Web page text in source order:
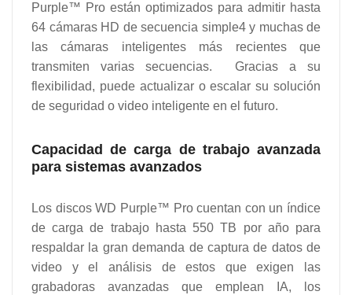
Purple™ Pro están optimizados para admitir hasta
64 cámaras HD de secuencia simple4 y muchas de
las cámaras inteligentes más recientes que
transmiten varias secuencias. Gracias a su
flexibilidad, puede actualizar o escalar su solución
de seguridad o video inteligente en el futuro.
Capacidad de carga de trabajo avanzada
para sistemas avanzados
Los discos WD Purple™ Pro cuentan con un índice
de carga de trabajo hasta 550 TB por año para
respaldar la gran demanda de captura de datos de
video y el análisis de estos que exigen las
grabadoras avanzadas que emplean IA, los